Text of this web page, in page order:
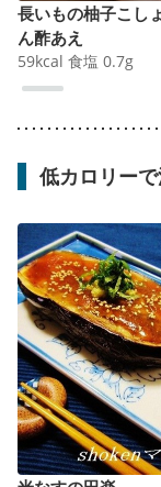
長いもの柚子こし
ん酢あえ
59kcal 食塩 0.7g
低カロリー